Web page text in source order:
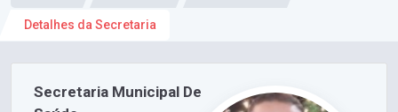
Detalhes da Secretaria
Secretaria Municipal De